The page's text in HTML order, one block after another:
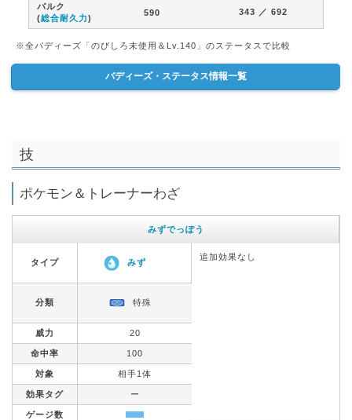
バルク
(総合耐久力)
590 343 ／ 692
※全バディーズ「のびしろ未使用＆Lv.140」のステータスで比較
バディーズ・ステータス情報一覧
技
ポケモン＆トレーナーわざ
みずでっぽう
タイプ みず
追加効果なし
分類 特殊
威力 20
命中率 100
対象 相手1体
効果タグ ー
ゲージ数